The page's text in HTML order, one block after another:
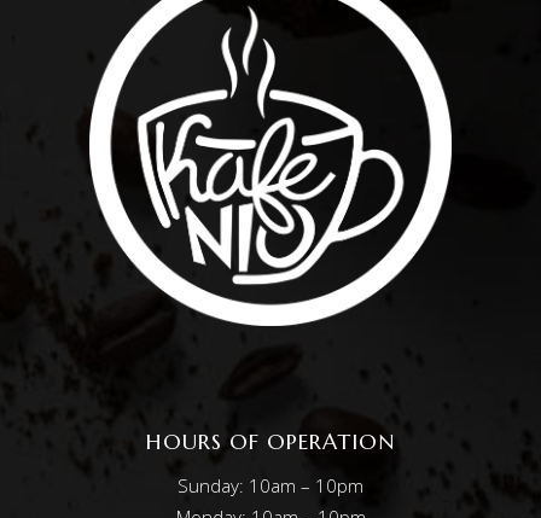
HOURS OF OPERATION
Sunday: 10am – 10pm